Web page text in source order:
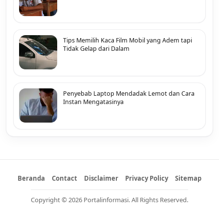
Tips Memilih Kaca Film Mobil yang Adem tapi
Tidak Gelap dari Dalam
Penyebab Laptop Mendadak Lemot dan Cara
Instan Mengatasinya
Beranda Contact Disclaimer Privacy Policy Sitemap
Copyright © 2026 Portalinformasi. All Rights Reserved.